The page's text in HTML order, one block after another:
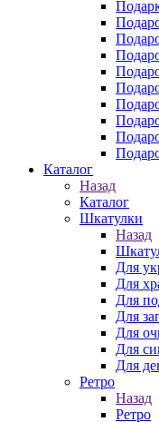
Каталог
Назад
Каталог
Шкатулки
Назад
Для
Для
Для
Для
Для
Для
Для
Ретро
Назад
Ретро